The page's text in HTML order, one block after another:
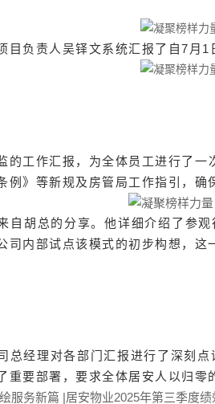
目负责人吴铎文系统汇报了自7月
的工作汇报，为全体员工进行了一
例》等新规及房管局工作指引，
自胡总的分享。他详细介绍了参
司内部试点该模式的初步构想，这
总经理对各部门汇报进行了深刻
重要部署，要求全体居安人以归